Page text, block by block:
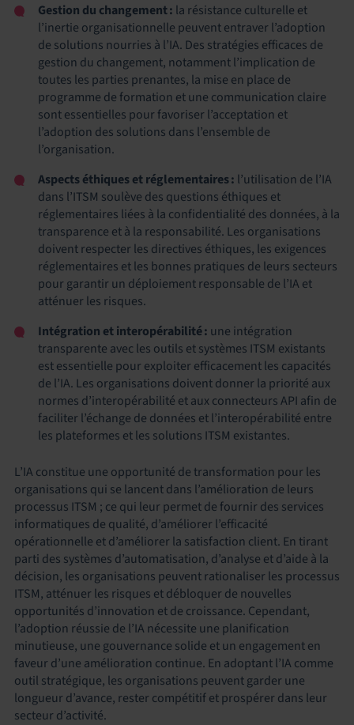
Gestion du changement : la résistance culturelle et
l’inertie organisationnelle peuvent entraver l’adoption
de solutions nourries à l’IA. Des stratégies efficaces de
gestion du changement, notamment l’implication de
toutes les parties prenantes, la mise en place de
programme de formation et une communication claire
sont essentielles pour favoriser l’acceptation et
l’adoption des solutions dans l’ensemble de
l’organisation.
Aspects éthiques et réglementaires : l’utilisation de l’IA
dans l’ITSM soulève des questions éthiques et
réglementaires liées à la confidentialité des données, à la
transparence et à la responsabilité. Les organisations
doivent respecter les directives éthiques, les exigences
réglementaires et les bonnes pratiques de leurs secteurs
pour garantir un déploiement responsable de l’IA et
atténuer les risques.
Intégration et interopérabilité : une intégration
transparente avec les outils et systèmes ITSM existants
est essentielle pour exploiter efficacement les capacités
de l’IA. Les organisations doivent donner la priorité aux
normes d’interopérabilité et aux connecteurs API afin de
faciliter l’échange de données et l’interopérabilité entre
les plateformes et les solutions ITSM existantes.
L’IA constitue une opportunité de transformation pour les
organisations qui se lancent dans l’amélioration de leurs
processus ITSM ; ce qui leur permet de fournir des services
informatiques de qualité, d’améliorer l’efficacité
opérationnelle et d’améliorer la satisfaction client. En tirant
parti des systèmes d’automatisation, d’analyse et d’aide à la
décision, les organisations peuvent rationaliser les processus
ITSM, atténuer les risques et débloquer de nouvelles
opportunités d’innovation et de croissance. Cependant,
l’adoption réussie de l’IA nécessite une planification
minutieuse, une gouvernance solide et un engagement en
faveur d’une amélioration continue. En adoptant l’IA comme
outil stratégique, les organisations peuvent garder une
longueur d’avance, rester compétitif et prospérer dans leur
secteur d’activité.